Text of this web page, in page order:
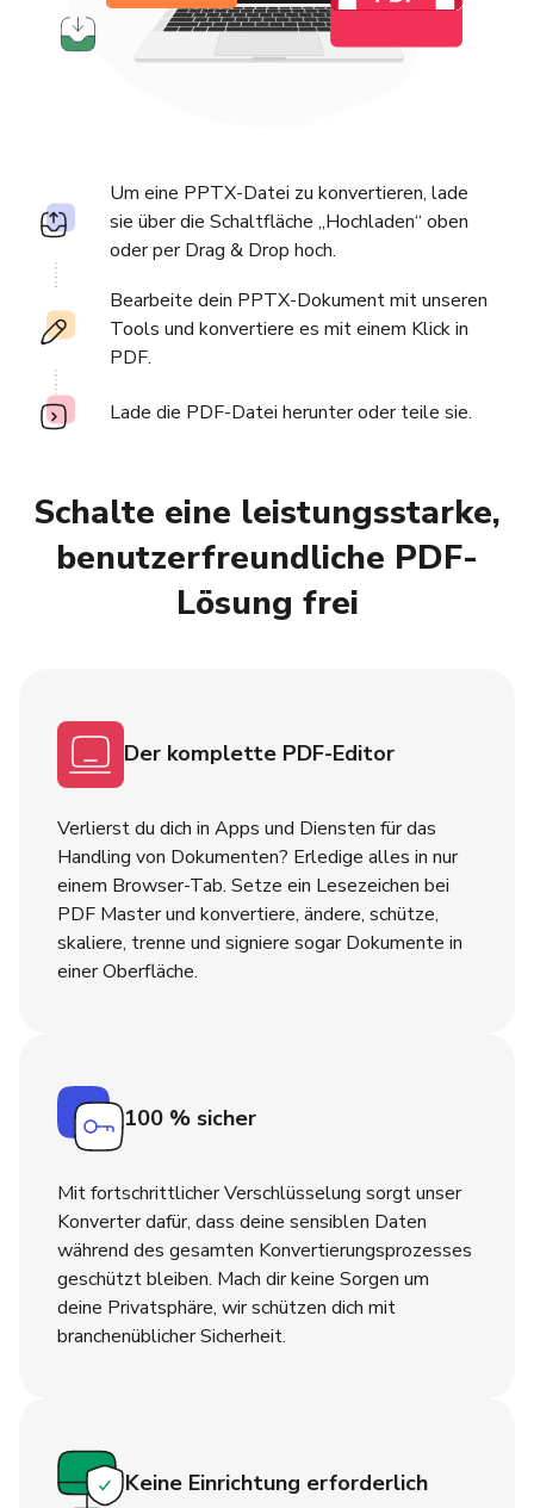
Um eine PPTX-Datei zu konvertieren, lade
sie über die Schaltfläche „Hochladen“ oben
oder per Drag & Drop hoch.
Bearbeite dein PPTX-Dokument mit unseren
Tools und konvertiere es mit einem Klick in
PDF.
Lade die PDF-Datei herunter oder teile sie.
Schalte eine leistungsstarke,
benutzerfreundliche PDF-
Lösung frei
Der komplette PDF-Editor
Verlierst du dich in Apps und Diensten für das
Handling von Dokumenten? Erledige alles in nur
einem Browser-Tab. Setze ein Lesezeichen bei
PDF Master und konvertiere, ändere, schütze,
skaliere, trenne und signiere sogar Dokumente in
einer Oberfläche.
100 % sicher
Mit fortschrittlicher Verschlüsselung sorgt unser
Konverter dafür, dass deine sensiblen Daten
während des gesamten Konvertierungsprozesses
geschützt bleiben. Mach dir keine Sorgen um
deine Privatsphäre, wir schützen dich mit
branchenüblicher Sicherheit.
Keine Einrichtung erforderlich